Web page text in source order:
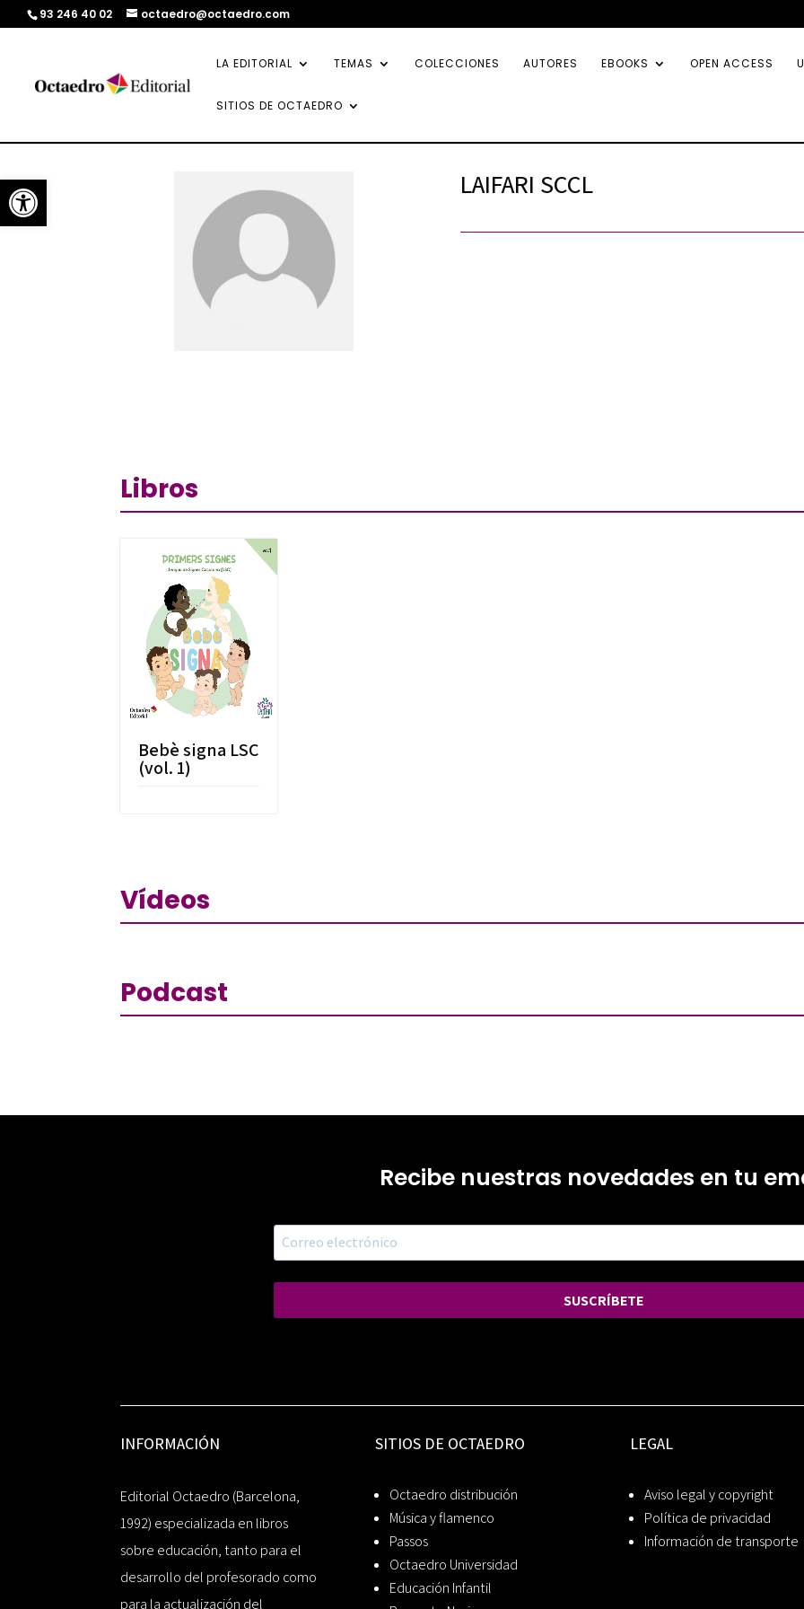
Abrir barra de herramientas
93 246 40 02 octaedro@octaedro.com
LA EDITORIAL TEMAS COLECCIONES AUTORES EBOOKS OPEN ACCESS
SITIOS DE OCTAEDRO
LAIFARI SCCL
Libros
Bebè signa LSC
(vol. 1)
Vídeos
Podcast
Recibe nuestras novedades en tu
SUSCRÍBETE
INFORMACIÓN
Editorial Octaedro (Barcelona,
1992) especializada en libros
sobre educación, tanto para el
desarrollo del profesorado como
para la actualización del
SITIOS DE OCTAEDRO
Octaedro distribución
Música y flamenco
Passos
Octaedro Universidad
Educación Infantil
LEGAL
Aviso legal y copyright
Política de privacidad
Información de transporte